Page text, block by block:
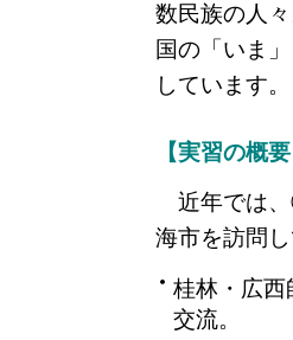
数民族の人
国の「いま
しています。
【実習の概
近年では
海市を訪問
桂林・広西
交流。